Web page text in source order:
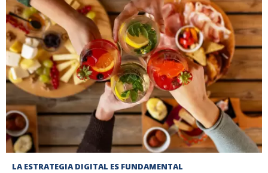
LA ESTRATEGIA DIGITAL ES FUNDAMENTAL